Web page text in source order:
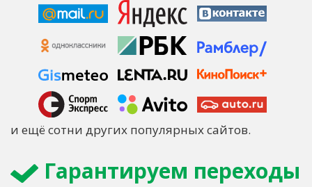
и ещё сотни других популярных сайтов.
Гарантируем переходы